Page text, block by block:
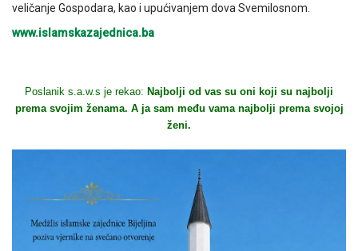
veličanje Gospodara, kao i upućivanjem dova Svemilosnom.
www.islamskazajednica.ba
Poslanik s.a.w.s je rekao: Najbolji od vas su oni koji su najbolji
prema svojim ženama. A ja sam među vama najbolji prema svojoj
ženi.